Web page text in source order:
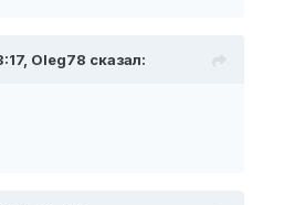
Oleg78 сказал: